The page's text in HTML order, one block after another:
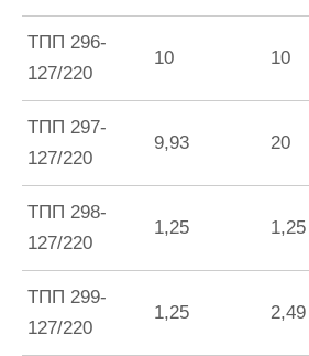
ТПП 296-
127/220
10 10
ТПП 297-
127/220
9,93 20
ТПП 298-
127/220
1,25 1,25
ТПП 299-
127/220
1,25 2,49